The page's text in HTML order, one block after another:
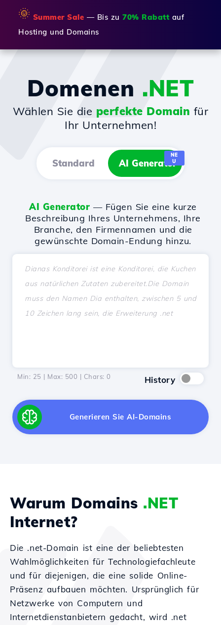
🌞 Summer Sale — Bis zu 70% Rabatt auf
Hosting und Domains
Domenen .NET
Wählen Sie die perfekte Domain für
Ihr Unternehmen!
Standard AI Generator
NE
U
AI Generator — Fügen Sie eine kurze
Beschreibung Ihres Unternehmens, Ihre
Branche, den Firmennamen und die
gewünschte Domain-Endung hinzu.
Min: 25 | Max: 500 | Chars: 0 History
Generieren Sie AI-Domains
Warum Domains .NET
Internet?
Die .net-Domain ist eine der beliebtesten
Wahlmöglichkeiten für Technologiefachleute
und für diejenigen, die eine solide Online-
Präsenz aufbauen möchten. Ursprünglich für
Netzwerke von Computern und
Internetdienstanbietern gedacht, wird .net